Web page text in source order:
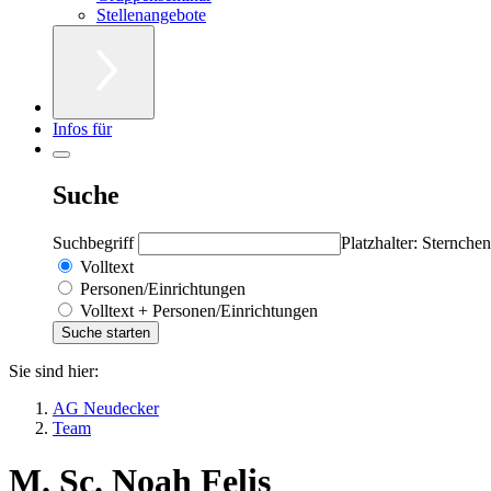
Stellenangebote
Infos für
Suche
Suchbegriff
Platzhalter:
Volltext
Personen/Einrichtungen
Volltext + Personen/Einrichtungen
Sie sind hier:
AG Neudecker
Team
M. Sc. Noah Felis